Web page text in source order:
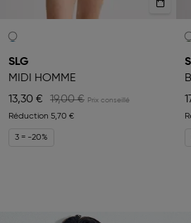
SLG
MIDI HOMME
13,30 €
19,00 €
Réduction 5,70 €
3 = -20%